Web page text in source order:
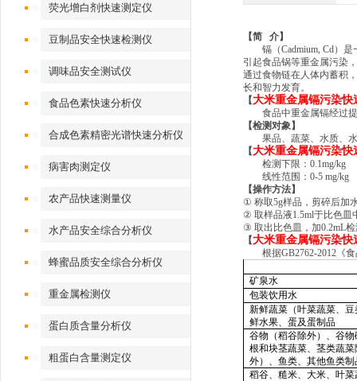
荧光增白剂快速测定仪
豆制品安全快速检测仪
调味品安全测试仪
食品色素快速分析仪
合成色素精密光谱快速分析仪
病害肉测定仪
农产品快速测量仪
水产品安全综合分析仪
蜂蜜品质安全综合分析仪
重金属检测仪
蛋白质含量分析仪
粗蛋白含量测定仪
【简
介】
镉（Cadmium, Cd）是
引起食品锅等重金属污染
通过食物链在人体内蓄积
长和智力发育。
【大米重金属镉污染快
食品中重金属镉经过
【检测对象】
果品、蔬菜、水质、
【大米重金属镉污染快
检测下限： 0.1mg/kg
线性范围： 0-5 mg/kg
【操作方法】
① 称取5g样品，剪碎后加
② 取样品液1.5ml于比色皿
③ 取出比色皿，加0.2mL
【大米重金属镉污染快
根据GB2762-2012 《
矿泉水
包装饮用水
新鲜蔬菜（叶菜蔬菜、
鲜水果、蛋及蛋制品
谷物（稻谷除外）、谷
根和块茎蔬菜、茎类蔬
外）、鱼类、其他鱼类
稻谷、糙米、大米、叶